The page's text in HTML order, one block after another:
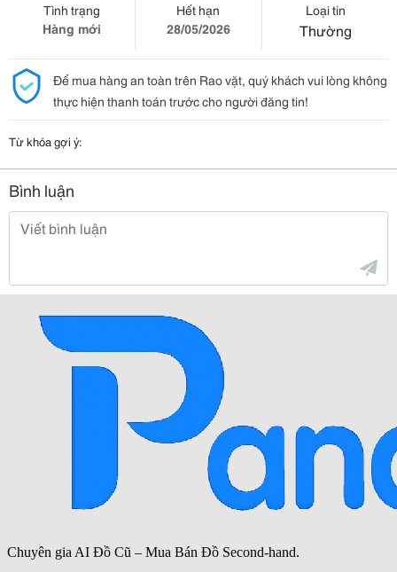
Tình trạng
Hàng mới
Hết hạn
28/05/2026
Loại tin
Thường
Để mua hàng an toàn trên Rao vặt, quý khách vui lòng không
thực hiện thanh toán trước cho người đăng tin!
Từ khóa gợi ý:
Bình luận